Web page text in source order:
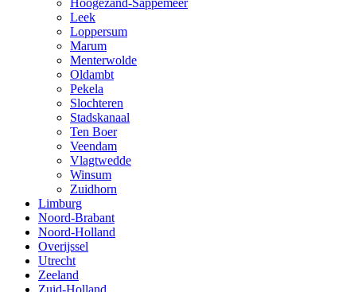
Leek
Loppersum
Marum
Menterwolde
Oldambt
Pekela
Slochteren
Stadskanaal
Ten Boer
Veendam
Vlagtwedde
Winsum
Zuidhorn
Limburg
Noord-Brabant
Noord-Holland
Overijssel
Utrecht
Zeeland
Zuid-Holland